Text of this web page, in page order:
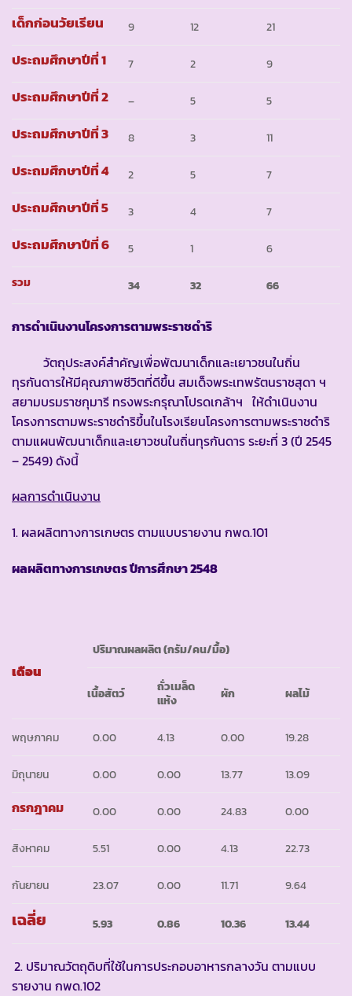
เด็กก่อนวัยเรียน 9 12 21
ประถมศึกษาปีที่ 1 7 2 9
ประถมศึกษาปีที่ 2 – 5 5
ประถมศึกษาปีที่ 3 8 3 11
ประถมศึกษาปีที่ 4 2 5 7
ประถมศึกษาปีที่ 5 3 4 7
ประถมศึกษาปีที่ 6 5 1
6
รวม
34 32 66
การดำเนินงานโครงการตามพระราชดำริ
วัตถุประสงค์สำคัญเพื่อพัฒนาเด็กและเยาวชนในถิ่น
ทุรกันดารให้มีคุณภาพชีวิตที่ดีขึ้น สมเด็จพระเทพรัตนราชสุดา ฯ
สยามบรมราชกุมารี ทรงพระกรุณาโปรดเกล้าฯ ให้ดำเนินงาน
โครงการตามพระราชดำริขึ้นในโรงเรียนโครงการตามพระราชดำริ
ตามแผนพัฒนาเด็กและเยาวชนในถิ่นทุรกันดาร ระยะที่ 3 (ปี 2545
– 2549) ดังนี้
ผลการดำเนินงาน
1. ผลผลิตทางการเกษตร ตามแบบรายงาน กพด.101
ผลผลิตทางการเกษตร ปีการศึกษา2548
เดือน
ปริมาณผลผลิต (กรัม/คน/มื้อ)
เนื้อสัตว์
ถั่วเมล็ด
แห้ง
ผัก ผลไม้
พฤษภาคม 0.00 4.13 0.00 19.28
มิถุนายน 0.00 0.00 13.77 13.09
กรกฎาคม 0.00 0.00 24.83 0.00
สิงหาคม 5.51 0.00 4.13 22.73
กันยายน 23.07 0.00 11.71 9.64
เฉลี่ย 5.93 0.86 10.36 13.44
2. ปริมาณวัตถุดิบที่ใช้ในการประกอบอาหารกลางวัน ตามแบบ
รายงาน กพด.102